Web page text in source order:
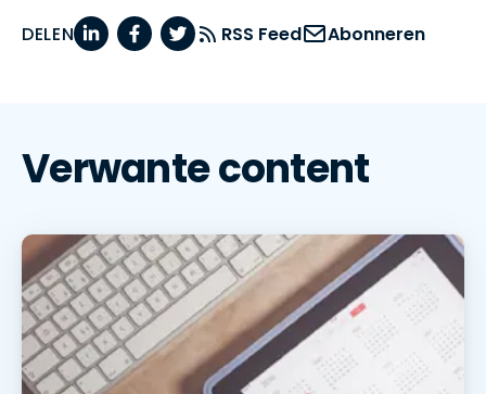
DELEN RSS Feed Abonneren
Verwante content